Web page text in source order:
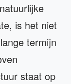
is het niet
termijn
staat op